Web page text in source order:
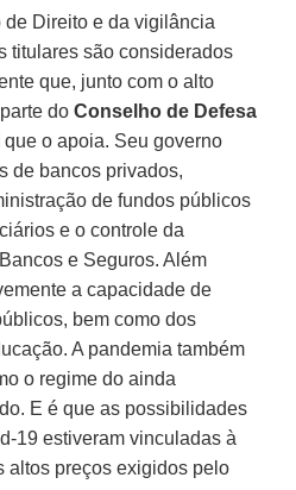
Direito e da vigilância
titulares são considerados
que, junto com o alto
doConselho de Defesa
que o apoia. Seu governo
de bancos privados,
de fundos públicos
e o controle da
e Seguros. Além
a capacidade de
bem como dos
A pandemia também
o regime do ainda
E é que as possibilidades
19 estiveram vinculadas à
altos preços exigidos pelo